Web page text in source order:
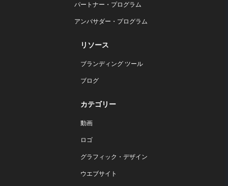
パートナー・プログラム
アンバサダー・プログラム
リソース
ブランディング ツール
ブログ
カテゴリー
動画
ロゴ
グラフィック・デザイン
ウエブサイト